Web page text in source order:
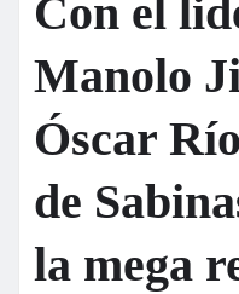
Con el
Manolo
Óscar
de
la mega